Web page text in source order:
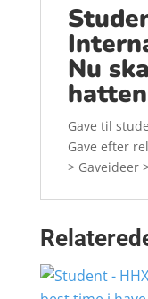
Nu
Gave til
Gave efter
> Gaveideer